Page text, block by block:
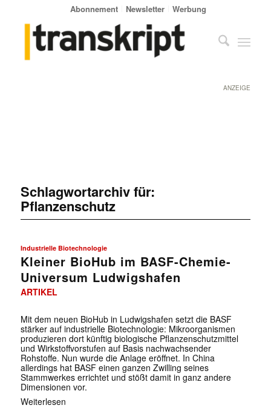
Abonnement Newsletter Werbung
ANZEIGE
Schlagwortarchiv für:
Pflanzenschutz
Industrielle Biotechnologie
Kleiner BioHub im BASF-Chemie-
Universum Ludwigshafen
ARTIKEL
Mit dem neuen BioHub in Ludwigshafen setzt die BASF
stärker auf industrielle Biotechnologie: Mikroorganismen
produzieren dort künftig biologische Pflanzenschutzmittel
und Wirkstoffvorstufen auf Basis nachwachsender
Rohstoffe. Nun wurde die Anlage eröffnet. In China
allerdings hat BASF einen ganzen Zwilling seines
Stammwerkes errichtet und stößt damit in ganz andere
Dimensionen vor.
Weiterlesen